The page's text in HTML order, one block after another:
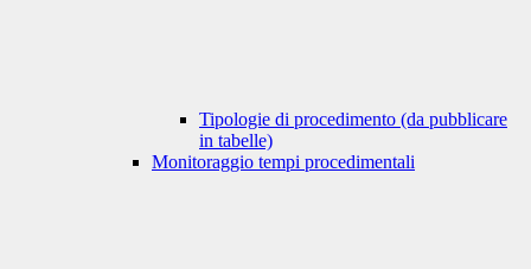
Tipologie di procedimento (da pubblicare
in tabelle)
Monitoraggio tempi procedimentali